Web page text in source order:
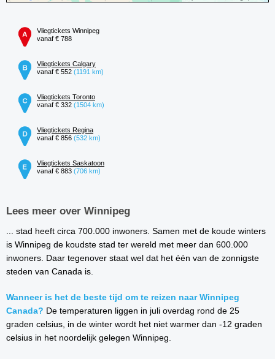
Vliegtickets Winnipeg
vanaf € 788
Vliegtickets Calgary
vanaf € 552 (1191 km)
Vliegtickets Toronto
vanaf € 332 (1504 km)
Vliegtickets Regina
vanaf € 856 (532 km)
Vliegtickets Saskatoon
vanaf € 883 (706 km)
Lees meer over Winnipeg
... stad heeft circa 700.000 inwoners. Samen met de koude winters
is Winnipeg de koudste stad ter wereld met meer dan 600.000
inwoners. Daar tegenover staat wel dat het één van de zonnigste
steden van Canada is.
Wanneer is het de beste tijd om te reizen naar Winnipeg
Canada? De temperaturen liggen in juli overdag rond de 25
graden celsius, in de winter wordt het niet warmer dan -12 graden
celsius in het noordelijk gelegen Winnipeg.